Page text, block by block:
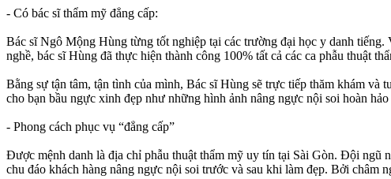
- Có bác sĩ thẩm mỹ đẳng cấp:
Bác sĩ Ngô Mộng Hùng từng tốt nghiệp tại các trường đại học y danh
nghề, bác sĩ Hùng đã thực hiện thành công 100% tất cả các ca phẫu thuật
Bằng sự tận tâm, tận tình của mình, Bác sĩ Hùng sẽ trực tiếp thăm khám
cho bạn bầu ngực xinh đẹp như những hình ảnh nâng ngực nội soi hoàn
- Phong cách phục vụ “đẳng cấp”
Được mệnh danh là địa chỉ phẫu thuật thẩm mỹ uy tín tại Sài Gòn. Đội ngũ
chu đáo khách hàng nâng ngực nội soi trước và sau khi làm đẹp. Bởi châm